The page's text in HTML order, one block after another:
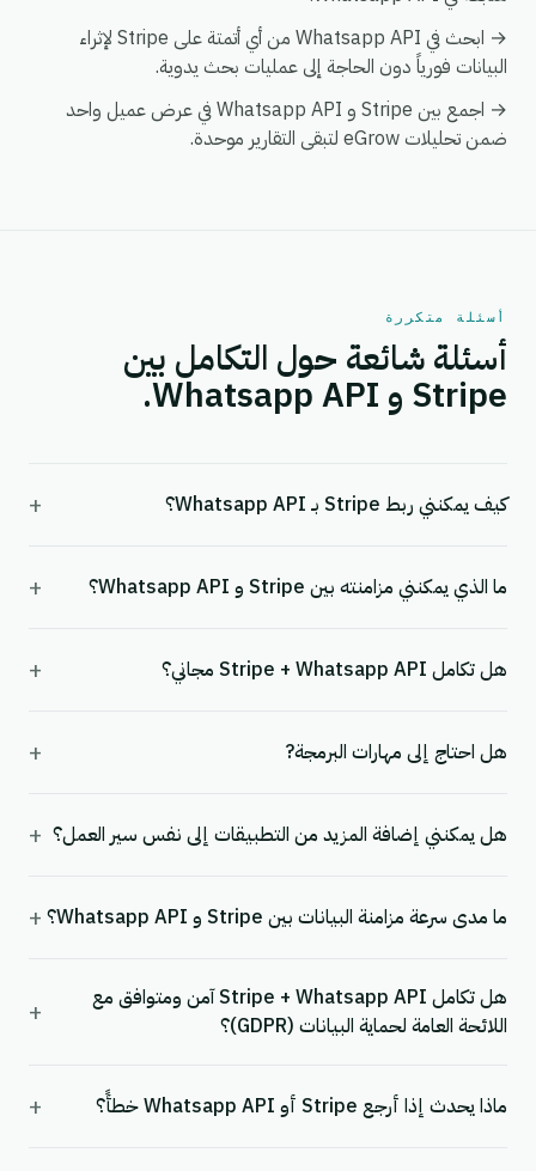
→ ابحث في Whatsapp API من أي أتمتة على Stripe لإثراء
البيانات فورياً دون الحاجة إلى عمليات بحث يدوية.
→ اجمع بين Stripe و Whatsapp API في عرض عميل واحد
ضمن تحليلات eGrow لتبقى التقارير موحدة.
أسئلة متكررة
أسئلة شائعة حول التكامل بين
Stripe و Whatsapp API.
كيف يمكنني ربط Stripe بـ Whatsapp API؟ +
ما الذي يمكنني مزامنته بين Stripe و Whatsapp API؟ +
هل تكامل Stripe + Whatsapp API مجاني؟ +
هل احتاج إلى مهارات البرمجة? +
هل يمكنني إضافة المزيد من التطبيقات إلى نفس سير العمل؟ +
ما مدى سرعة مزامنة البيانات بين Stripe و Whatsapp API؟ +
هل تكامل Stripe + Whatsapp API آمن ومتوافق مع
اللائحة العامة لحماية البيانات (GDPR)؟
+
ماذا يحدث إذا أرجع Stripe أو Whatsapp API خطأً؟ +